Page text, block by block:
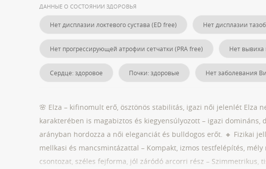
ДАННЫЕ О СОСТОЯНИИ ЗДОРОВЬЯ
Нет дисплазии локтевого сустава (ED free) Нет дисплазии
Нет прогрессирующей атрофии сетчатки (PRA free) Нет вывиха
Сердце: здоровое Почки: здоровые Нет заболевания
🌸 Elza – kifinomult erő, ösztönös stabilitás, igazi női jelenlét Elza
karakterében is magabiztos és kiegyensúlyozott – igazi domináns,
arányban hordozza a női eleganciát és bulldogos erőt. 🔸 Fizikai
mellkasi és mancsmintázattal – Kompakt, izmos testfelépítés, mély
csontozat, széles fejforma, jól záródó arcorri rész – Szimmetrikus,